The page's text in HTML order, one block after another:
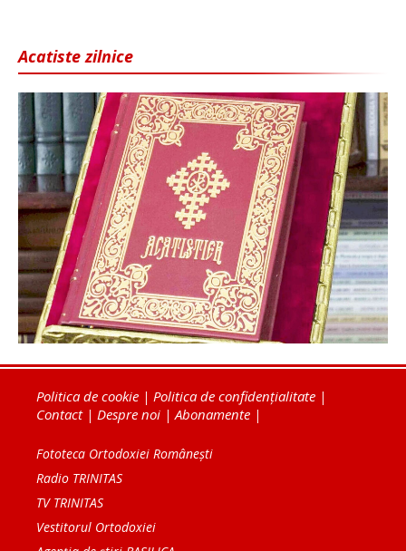
Acatiste zilnice
Politica de cookie | Politica de confidențialitate |
Contact| Despre noi | Abonamente |
Fototeca Ortodoxiei Românești
Radio TRINITAS
TV TRINITAS
Vestitorul Ortodoxiei